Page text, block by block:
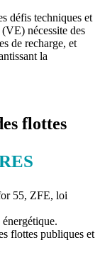
défis techniques et
(VE) nécessite des
de recharge, et
la
flottes
55, ZFE, loi
flottes publiques et